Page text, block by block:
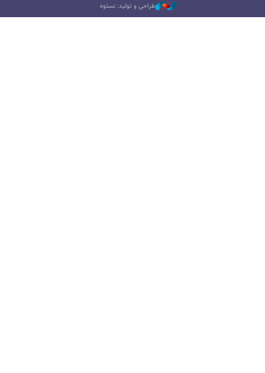
طراحی و تولید: نستوه